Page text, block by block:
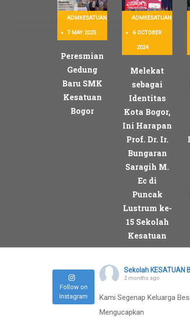
ADMKESATUAN
7 MAY 2025
Peresmian
Gedung
Baru SMK
Kesatuan
Bogor
ADMKESATUAN
6 OCTOBER
2024
Melekat
sebagai
Identitas
Kota Bogor,
Ini Harapan
Prof. Dr. Ir.
Bungaran
Saragih M.
Ec di
Puncak
Lustrum ke-
15 Sekolah
Kesatuan
Follow on
Instagram
Sekolah KESATUAN
2 months ago
Kami Segenap Keluarga
Mengucapkan